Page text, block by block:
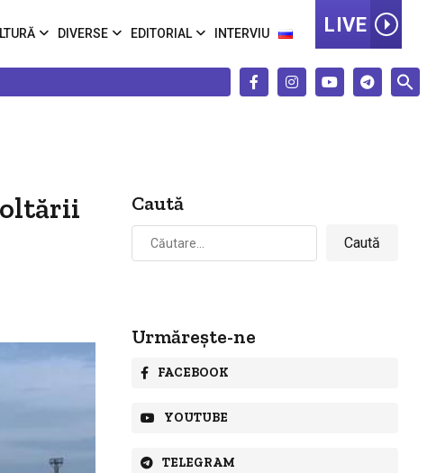
DIVERSE EDITORIAL INTERVIU LIVE
Caută
Caută
după:
Urmărește-ne
FACEBOOK
YOUTUBE
TELEGRAM